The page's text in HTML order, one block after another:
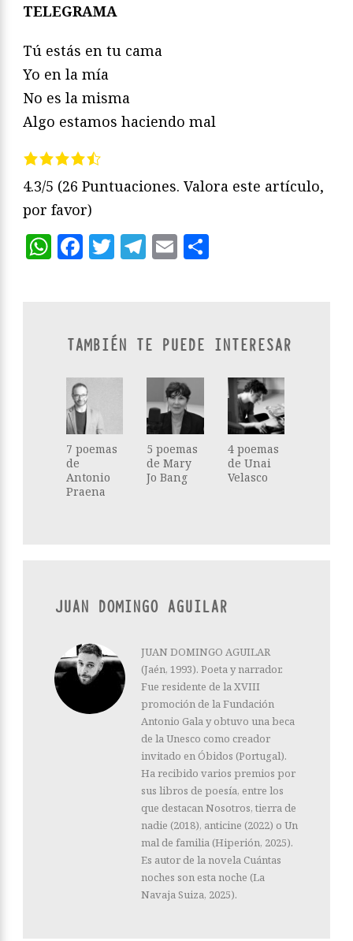
TELEGRAMA
Tú estás en tu cama
Yo en la mía
No es la misma
Algo estamos haciendo mal
4.3/5 (26 Puntuaciones. Valora este artículo,
por favor)
WhatsApp
Facebook
Twitter
Telegram
Email
TAMBIÉN TE PUEDE INTERESAR
7 poemas
de
Antonio
Praena
5 poemas
de Mary
Jo Bang
4 poemas
de Unai
Velasco
JUAN DOMINGO AGUILAR
JUAN DOMINGO AGUILAR
(Jaén, 1993). Poeta y narrador.
Fue residente de la XVIII
promoción de la Fundación
Antonio Gala y obtuvo una beca
de la Unesco como creador
invitado en Óbidos (Portugal).
Ha recibido varios premios por
sus libros de poesía, entre los
que destacan Nosotros, tierra de
nadie (2018), anticine (2022) o Un
mal de familia (Hiperión, 2025).
Es autor de la novela Cuántas
noches son esta noche (La
Navaja Suiza, 2025).